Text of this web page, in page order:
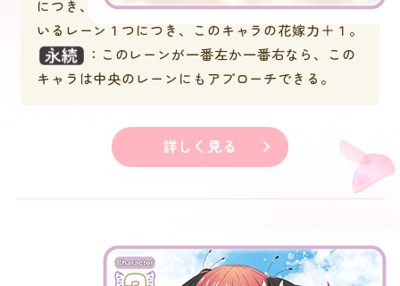
につき、このキャラの花嫁力＋１。相手のキャラが
いるレーン１つにつき、このキャラの花嫁力＋１。
：このレーンが一番左か一番右なら、この
キャラは中央のレーンにもアプローチできる。
詳しく見る